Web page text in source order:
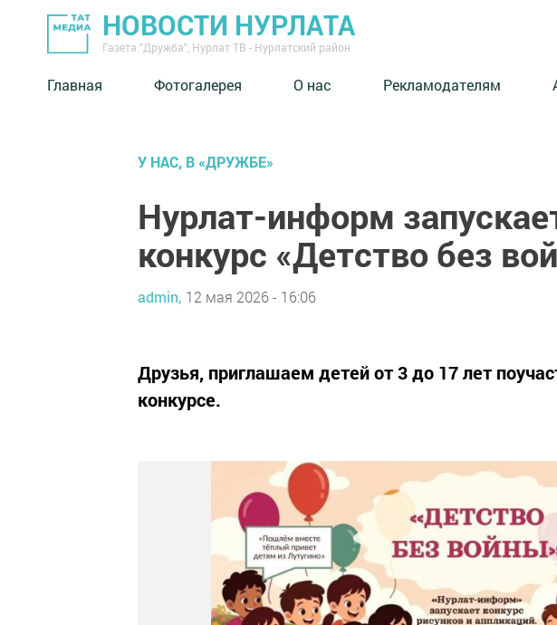
НОВОСТИ НУРЛАТА
Газета "Дружба", Нурлат ТВ - Нурлатский район
Главная Фотогалерея О нас Рекламодателям
У НАС, В «ДРУЖБЕ»
Нурлат-информ
конкурс «Детство без
admin, 12 мая 2026 - 16:06
Друзья, приглашаем детей от 3 до 17 лет
конкурсе.